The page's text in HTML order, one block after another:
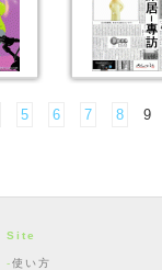
5 6 7 8 9
Site
使い方